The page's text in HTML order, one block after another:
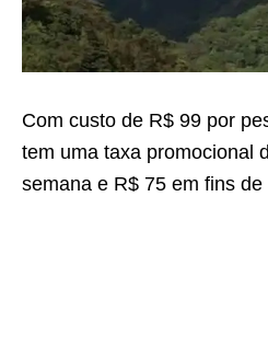
Com custo de R$ 99 por
tem uma taxa promocional
semana e R$ 75 em fins